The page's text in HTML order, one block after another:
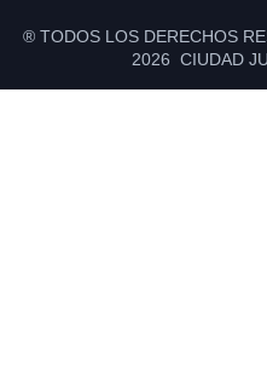
® TODOS LOS DERECHOS
2026 CIUDAD